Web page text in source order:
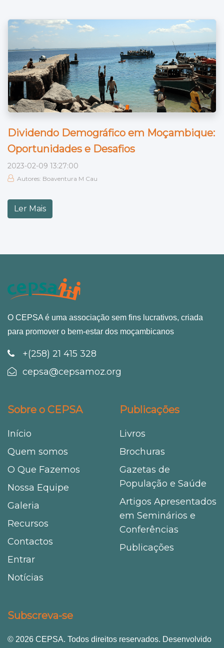
Dividendo Demográfico em Moçambique:
Oportunidades e Desafios
2023-02-09 13:27:00
Autores: Boaventura M Cau
Ler Mais
O CEPSA é uma associação sem fins lucrativos, criada
para promover o bem-estar dos moçambicanos
+(258) 21 415 328
cepsa@cepsamoz.org
Sobre o CEPSA
Início
Quem somos
O Que Fazemos
Nossa Equipe
Galeria
Recursos
Contactos
Entrar
Notícias
Publicações
Livros
Brochuras
Gazetas de
População e Saúde
Artigos Apresentados
em Seminários e
Conferências
Publicações
Subscreva-se
© 2026 CEPSA. Todos direitos reservados. Desenvolvido